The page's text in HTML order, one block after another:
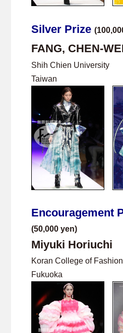
Silver Prize
FANG, CHEN-
Shih Chien University
Taiwan
Encouragement
(50,000 yen)
Miyuki Horiuchi
Koran College of
Fukuoka